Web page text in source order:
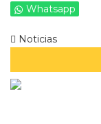
Whatsapp
Noticias